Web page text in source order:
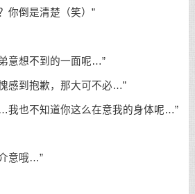
倒是清楚（笑）”
想不到的一面呢…”
到抱歉，那大可不必…”
也不知道你这么在意我的身体呢…”
意哦…”